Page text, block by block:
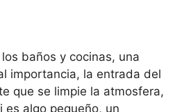
baños y cocinas, una
importancia, la entrada del
que se limpie la atmosfera,
es algo pequeño, un